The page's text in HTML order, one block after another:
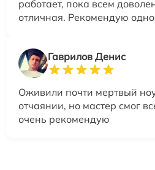
работает, пока всем
отличная. Рекомендую
Гаврилов Денис
Оживили почти мертвый
отчаянии, но мастер смог
очень рекомендую